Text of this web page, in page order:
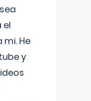
el
He
y